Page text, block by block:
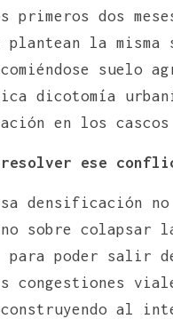
primeros dos
plantean la
suelo
dicotomía
en los
ese
densificación
sobre colapsar
poder salir
construyendo al